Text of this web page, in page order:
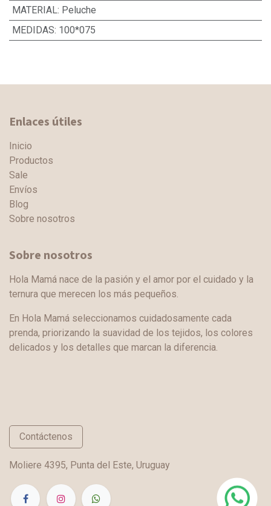
MATERIAL: Peluche
MEDIDAS: 100*075
Enlaces útiles
Inicio
Productos
Sale
Envíos
Blog
Sobre nosotros
Sobre nosotros
Hola Mamá nace de la pasión y el amor por el cuidado y la
ternura que merecen los más pequeños.
En Hola Mamá seleccionamos cuidadosamente cada
prenda, priorizando la suavidad de los tejidos, los colores
delicados y los detalles que marcan la diferencia.
Contáctenos
Moliere 4395, Punta del Este, Uruguay